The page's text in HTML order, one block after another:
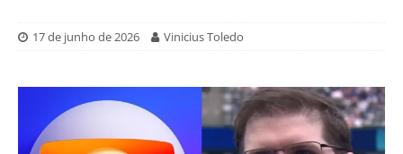
17 de junho de 2026 Vinicius Toledo